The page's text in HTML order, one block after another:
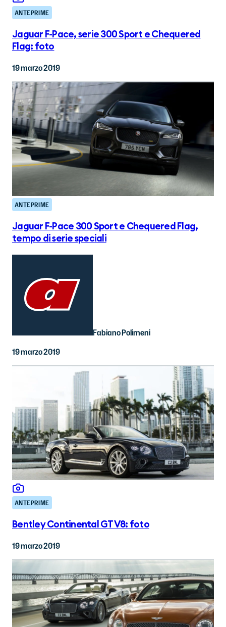
ANTEPRIME
Jaguar F-Pace, serie 300 Sport e Chequered
Flag: foto
19 marzo 2019
ANTEPRIME
Jaguar F-Pace 300 Sport e Chequered Flag,
tempo di serie speciali
Fabiano Polimeni
19 marzo 2019
ANTEPRIME
Bentley Continental GT V8: foto
19 marzo 2019